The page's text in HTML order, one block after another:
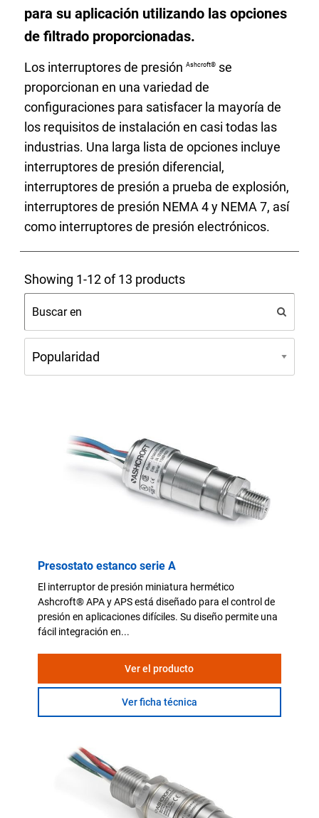
para su aplicación utilizando las opciones
de filtrado proporcionadas.
Los interruptores de presiónAshcroft® se
proporcionan en una variedad de
configuraciones para satisfacer la mayoría de
los requisitos de instalación en casi todas las
industrias. Una larga lista de opciones incluye
interruptores de presión diferencial,
interruptores de presión a prueba de explosión,
interruptores de presión NEMA 4 y NEMA 7, así
como interruptores de presión electrónicos.
Showing 1-12 of 13 products
Presostato estanco serie A
El interruptor de presión miniatura hermético
Ashcroft® APA y APS está diseñado para el control de
presión en aplicaciones difíciles. Su diseño permite una
fácil integración en...
Ver el producto
Ver ficha técnica